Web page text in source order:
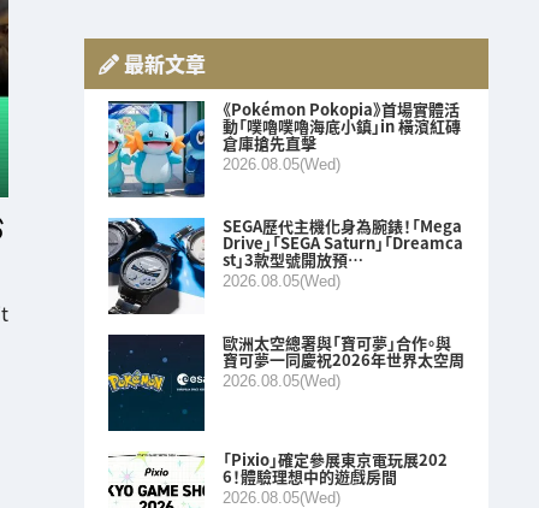
最新文章
《Pokémon Pokopia》首場實體活
動「噗嚕噗嚕海底小鎮」in 橫濱紅磚
倉庫搶先直擊
2026.08.05(Wed)
SEGA歷代主機化身為腕錶！「Mega
Drive」「SEGA Saturn」「Dreamca
st」3款型號開放預…
2026.08.05(Wed)
歐洲太空總署與「寶可夢」合作。與
寶可夢一同慶祝2026年世界太空周
2026.08.05(Wed)
「Pixio」確定參展東京電玩展202
6！體驗理想中的遊戲房間
2026.08.05(Wed)